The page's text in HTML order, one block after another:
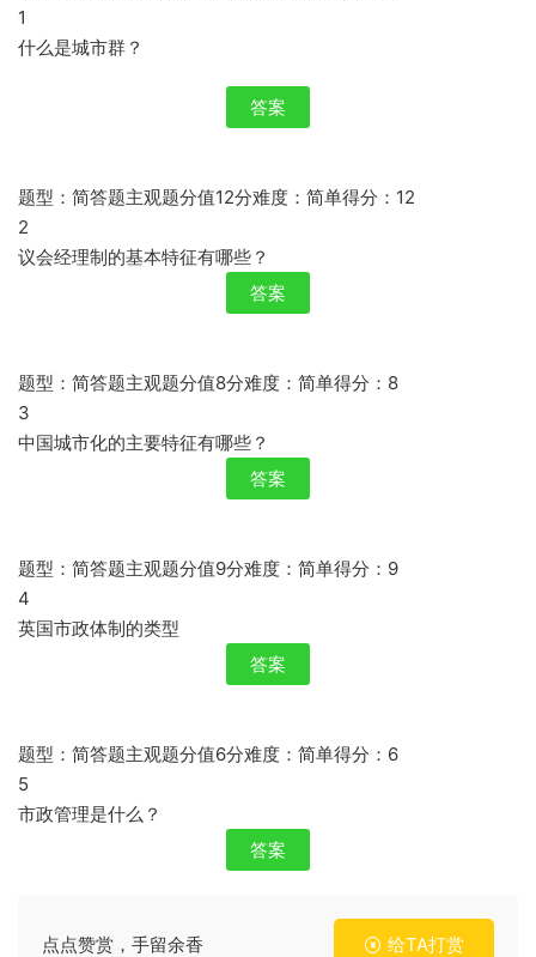
1
什么是城市群？
答案
题型：简答题主观题分值12分难度：简单得分：12
2
议会经理制的基本特征有哪些？
答案
题型：简答题主观题分值8分难度：简单得分：8
3
中国城市化的主要特征有哪些？
答案
题型：简答题主观题分值9分难度：简单得分：9
4
英国市政体制的类型
答案
题型：简答题主观题分值6分难度：简单得分：6
5
市政管理是什么？
答案
点点赞赏，手留余香 给TA打赏